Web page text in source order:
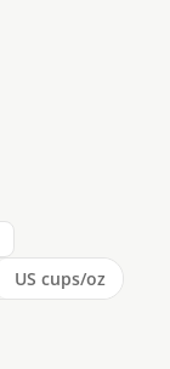
US cups/oz